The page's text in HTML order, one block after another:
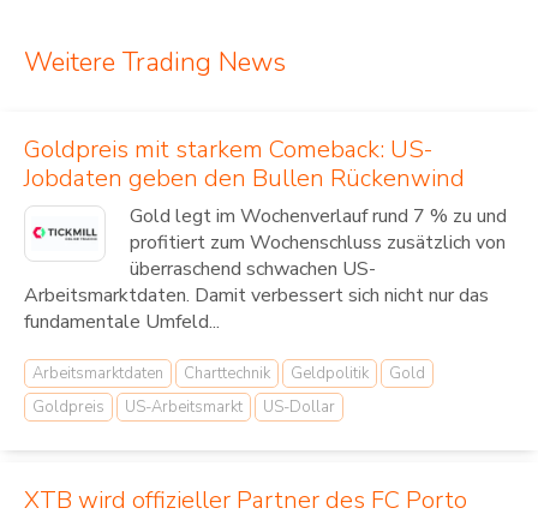
Weitere Trading News
Goldpreis mit starkem Comeback: US-
Jobdaten geben den Bullen Rückenwind
Gold legt im Wochenverlauf rund 7 % zu und
profitiert zum Wochenschluss zusätzlich von
überraschend schwachen US-
Arbeitsmarktdaten. Damit verbessert sich nicht nur das
fundamentale Umfeld...
Arbeitsmarktdaten Charttechnik Geldpolitik
Gold
Goldpreis
US-Arbeitsmarkt US-Dollar
XTB wird offizieller Partner des FC Porto